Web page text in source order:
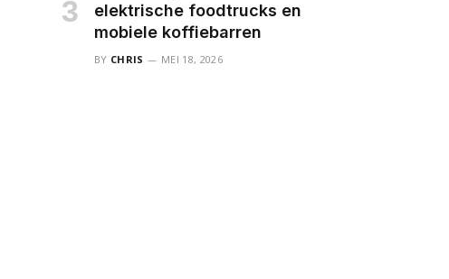
elektrische foodtrucks en
mobiele koffiebarren
BY CHRIS MEI 18, 2026